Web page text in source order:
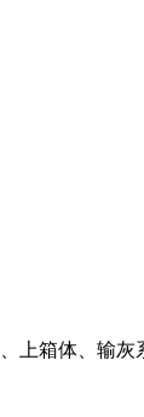
上箱体、输